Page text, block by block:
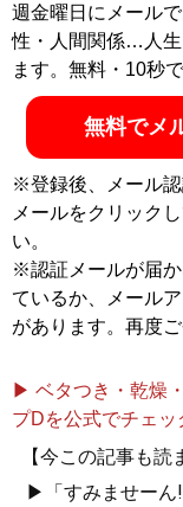
週金曜日にメール
性・人間関係…人生
ます。無料・10秒
無料でメ
※登録後、メール
メールをクリック
い。
※認証メールが届
ているか、メール
があります。再度ご
▶ ベタつき・乾燥
プDを公式でチェッ
【今この記事も読
▶「すみませーん